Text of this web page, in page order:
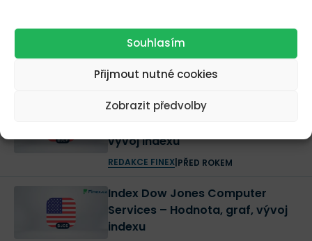
Souhlasím
Přijmout nutné cookies
Zobrazit předvolby
Electricity – Hodnota, graf, vývoj
indexu
REDAKCE FINEX PŘED ROKEM
Index Dow Jones Containers &
vývoj indexu
REDAKCE FINEX| PŘED ROKEM
Index Dow Jones Computer
Services – Hodnota, graf, vývoj
indexu